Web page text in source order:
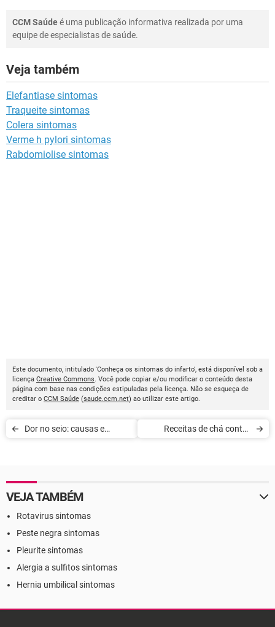
CCM Saúdeé uma publicação informativa realizada por uma
equipe de especialistas de saúde.
Veja também
Elefantiase sintomas
Traqueite sintomas
Colera sintomas
Verme h pylori sintomas
Rabdomiolise sintomas
Este documento, intitulado 'Conheça os sintomas do infarto', está disponível sob a
licença Creative Commons. Você pode copiar e/ou modificar o conteúdo desta
página com base nas condições estipuladas pela licença. Não se esqueça de
creditar o CCM Saúde (saude.ccm.net) ao utilizar este artigo.
Dor no seio: causas e
Receitas de chá contra
VEJA TAMBÉM
Rotavirus sintomas
Peste negra sintomas
Pleurite sintomas
Alergia a sulfitos sintomas
Hernia umbilical sintomas